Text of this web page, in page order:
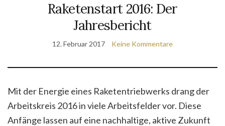
Raketenstart 2016: Der
Jahresbericht
12. Februar 2017 Keine Kommentare
Mit der Energie eines Raketentriebwerks drang der
Arbeitskreis 2016 in viele Arbeitsfelder vor. Diese
Anfänge lassen auf eine nachhaltige, aktive Zukunft